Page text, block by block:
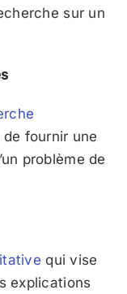
sur un
fournir une
problème de
qui vise
explications